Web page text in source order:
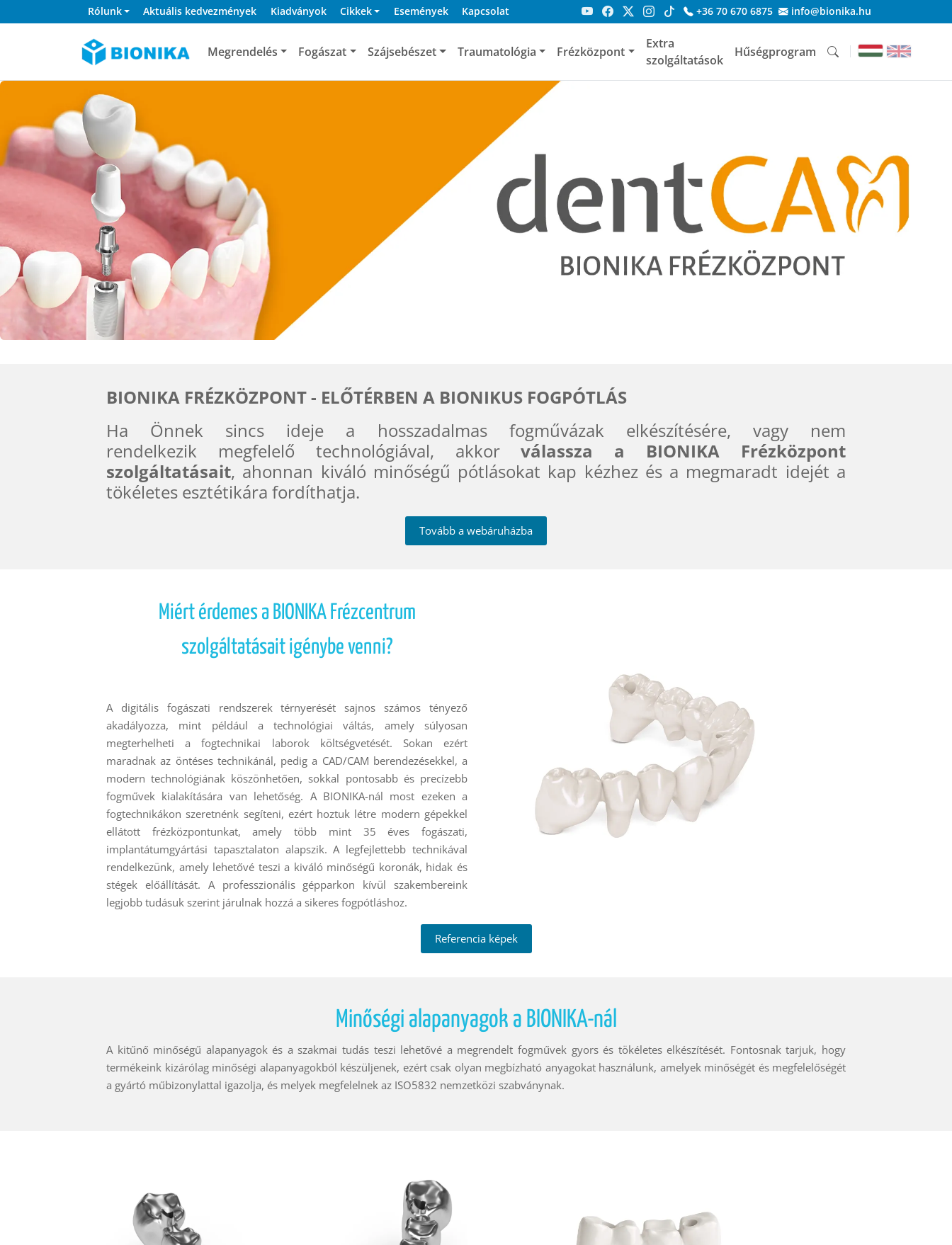
Rólunk Aktuális kedvezmények Kiadványok Cikkek Események Kapcsolat +36 70 670 6875 info@bionika.hu
Megrendelés Fogászat Szájsebészet Traumatológia Frézközpont
Extra
szolgáltatások
Hűségprogram
BIONIKA FRÉZKÖZPONT - ELŐTÉRBEN A BIONIKUS FOGPÓTLÁS
Ha Önnek sincs ideje a hosszadalmas fogművázak elkészítésére, vagy nem
rendelkezik megfelelő technológiával, akkorválassza a BIONIKA Frézközpont
szolgáltatásait, ahonnan kiváló minőségű pótlásokat kap kézhez és a megmaradt idejét a
tökéletes esztétikára fordíthatja.
Tovább a webáruházba
Miért érdemes a BIONIKA Frézcentrum
szolgáltatásait igénybe venni?
A digitális fogászati rendszerek térnyerését sajnos számos tényező
akadályozza, mint például a technológiai váltás, amely súlyosan
megterhelheti a fogtechnikai laborok költségvetését. Sokan ezért
maradnak az öntéses technikánál, pedig a CAD/CAM berendezésekkel, a
modern technológiának köszönhetően, sokkal pontosabb és precízebb
fogművek kialakítására van lehetőség. A BIONIKA-nál most ezeken a
fogtechnikákon szeretnénk segíteni, ezért hoztuk létre modern gépekkel
ellátott frézközpontunkat, amely több mint 35 éves fogászati,
implantátumgyártási tapasztalaton alapszik. A legfejlettebb technikával
rendelkezünk, amely lehetővé teszi a kiváló minőségű koronák, hidak és
stégek előállítását. A professzionális gépparkon kívül szakembereink
legjobb tudásuk szerint járulnak hozzá a sikeres fogpótláshoz.
Referencia képek
Minőségi alapanyagok a BIONIKA-nál
A kitűnő minőségű alapanyagok és a szakmai tudás teszi lehetővé a megrendelt fogművek gyors és tökéletes elkészítését. Fontosnak tarjuk, hogy
termékeink kizárólag minőségi alapanyagokból készüljenek, ezért csak olyan megbízható anyagokat használunk, amelyek minőségét és megfelelőségét
a gyártó műbizonylattal igazolja, és melyek megfelelnek az ISO5832 nemzetközi szabványnak.